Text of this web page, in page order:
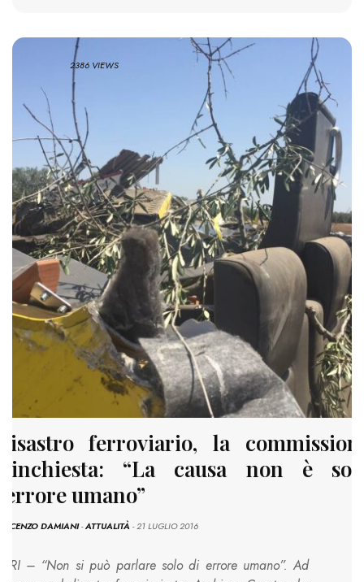
2386 VIEWS
ferroviario, la
“La causa non è
umano”
DAMIANI-ATTUALITÀ- 21 LUGLIO 2016
– “Non si può parlare solo di errore umano”. Ad